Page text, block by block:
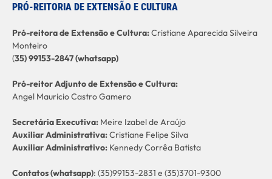
PRÓ-REITORIA DE EXTENSÃO E CULTURA
Pró-reitora de Extensão e Cultura:Cristiane Aparecida Silveira
Monteiro
(35) 99153-2847 (whatsapp)
Pró-reitor Adjunto de Extensão e Cultura:
Angel Mauricio Castro Gamero
Secretária Executiva: Meire Izabel de Araújo
Auxiliar Administrativa:Cristiane Felipe Silva
Auxiliar Administrativo: Kennedy Corrêa Batista
Contatos (whatsapp): (35)99153-2831 e (35)3701-9300